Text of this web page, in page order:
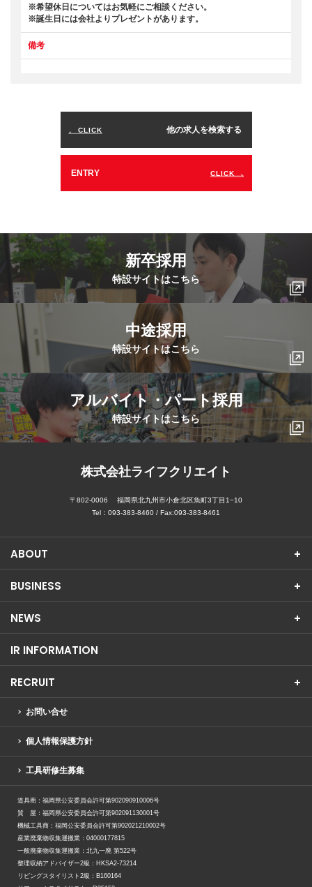
※希望休日についてはお気軽にご相談ください。
※誕生日には会社よりプレゼントがあります。
備考
他の求人を検索する
CLICK
ENTRY CLICK
新卒採用
特設サイトはこちら
中途採用
特設サイトはこちら
アルバイト・パート採用
特設サイトはこちら
株式会社ライフクリエイト
〒802-0006
福岡県北九州市小倉北区魚町3丁目1−10
Tel： 093-383-8460 / Fax:093-383-8461
ABOUT
BUSINESS
NEWS
IR INFORMATION
RECRUIT
お問い合せ
個人情報保護方針
工具研修生募集
道具商：福岡県公安委員会許可第902090910006号
質 屋：福岡県公安委員会許可第902091130001号
機械工具商：福岡公安委員会許可第902021210002号
産業廃棄物収集運搬業：04000177815
一般廃棄物収集運搬業：北九一廃 第522号
整理収納アドバイザー2級：HKSA2-73214
リビングスタイリスト2級：B160164